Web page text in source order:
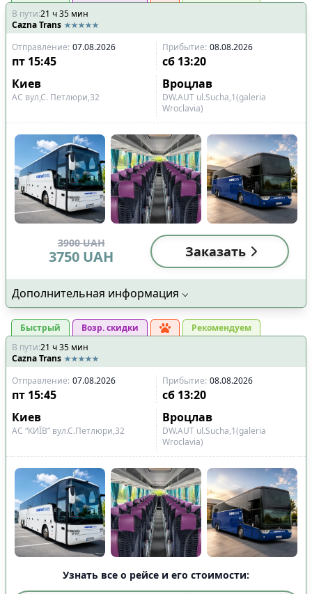
В пути:21 ч35 мин
Cazna Trans
Отправление: 07.08.2026 Прибытие: 08.08.2026
пт 15:45 сб 13:20
Киев
Вроцлав
АС вул,С. Петлюри,32
DW.AUT ul.Sucha,1(galeria
Wroclavia)
3900 UAH
3750 UAH Заказать
Дополнительная информация
Быстрый Возр. скидки
Рекомендуем
В пути:21 ч35 мин
Cazna Trans
Отправление: 07.08.2026 Прибытие: 08.08.2026
пт 15:45 сб 13:20
Киев
Вроцлав
АС “КИЇВ” вул.С.Петлюри,32
DW.AUT ul.Sucha,1(galeria
Wroclavia)
Узнать все о рейсе и его стоимости: